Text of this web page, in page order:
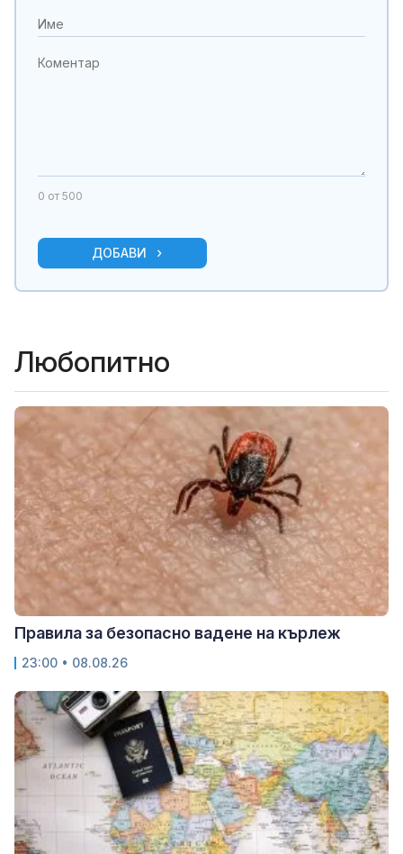
0 от 500
ДОБАВИ
Любопитно
Правила за безопасно вадене на кърлеж
23:00 • 08.08.26